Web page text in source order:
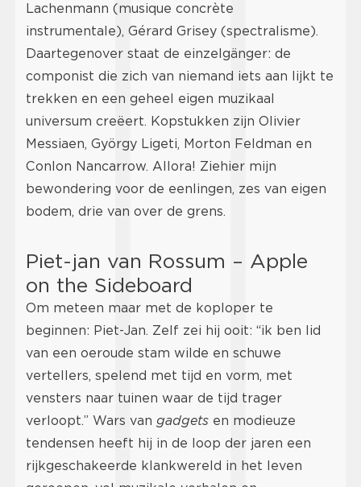
Lachenmann (musique concrète
instrumentale), Gérard Grisey (spectralisme).
Daartegenover staat de einzelgänger: de
componist die zich van niemand iets aan lijkt te
trekken en een geheel eigen muzikaal
universum creëert. Kopstukken zijn Olivier
Messiaen, György Ligeti, Morton Feldman en
Conlon Nancarrow. Allora! Ziehier mijn
bewondering voor de eenlingen, zes van eigen
bodem, drie van over de grens.
Piet-jan van Rossum – Apple
on the Sideboard
Om meteen maar met de koploper te
beginnen: Piet-Jan. Zelf zei hij ooit: “ik ben lid
van een oeroude stam wilde en schuwe
vertellers, spelend met tijd en vorm, met
vensters naar tuinen waar de tijd trager
verloopt.” Wars van gadgets en modieuze
tendensen heeft hij in de loop der jaren een
rijkgeschakeerde klankwereld in het leven